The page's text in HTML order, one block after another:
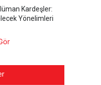
Kardeşler:
Yönelimleri